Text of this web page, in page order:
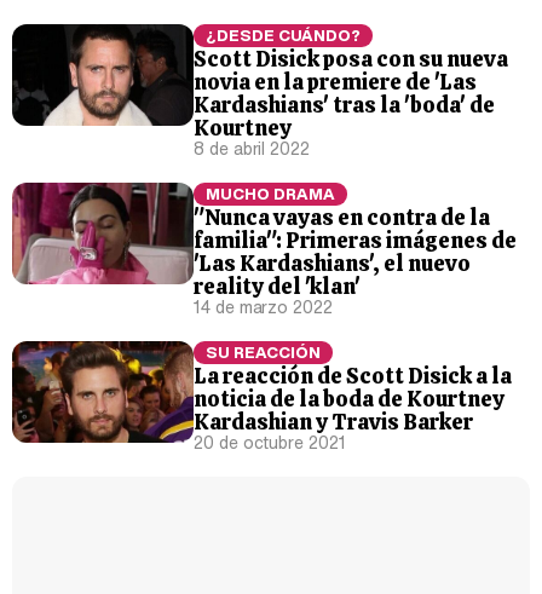
¿DESDE CUÁNDO?
Scott Disick posa con su nueva
novia en la premiere de 'Las
Kardashians' tras la 'boda' de
Kourtney
8 de abril 2022
MUCHO DRAMA
"Nunca vayas en contra de la
familia": Primeras imágenes de
'Las Kardashians', el nuevo
reality del 'klan'
14 de marzo 2022
SU REACCIÓN
La reacción de Scott Disick a la
noticia de la boda de Kourtney
Kardashian y Travis Barker
20 de octubre 2021